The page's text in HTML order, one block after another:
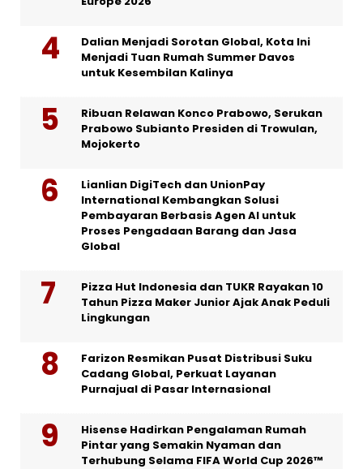
Dalian Menjadi Sorotan Global, Kota Ini
Menjadi Tuan Rumah Summer Davos
untuk Kesembilan Kalinya
Ribuan Relawan Konco Prabowo, Serukan
Prabowo Subianto Presiden di Trowulan,
Mojokerto
Lianlian DigiTech dan UnionPay
International Kembangkan Solusi
Pembayaran Berbasis Agen AI untuk
Proses Pengadaan Barang dan Jasa
Global
Pizza Hut Indonesia dan TUKR Rayakan 10
Tahun Pizza Maker Junior Ajak Anak Peduli
Lingkungan
Farizon Resmikan Pusat Distribusi Suku
Cadang Global, Perkuat Layanan
Purnajual di Pasar Internasional
Hisense Hadirkan Pengalaman Rumah
Pintar yang Semakin Nyaman dan
Terhubung Selama FIFA World Cup 2026™